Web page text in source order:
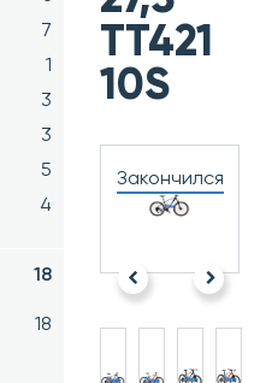
7
1
3
3
5
4
18
18
TT421
10S
Закончился